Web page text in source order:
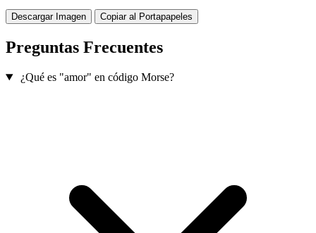
Descargar Imagen Copiar al Portapapeles
Preguntas Frecuentes
¿Qué es "amor" en código Morse?